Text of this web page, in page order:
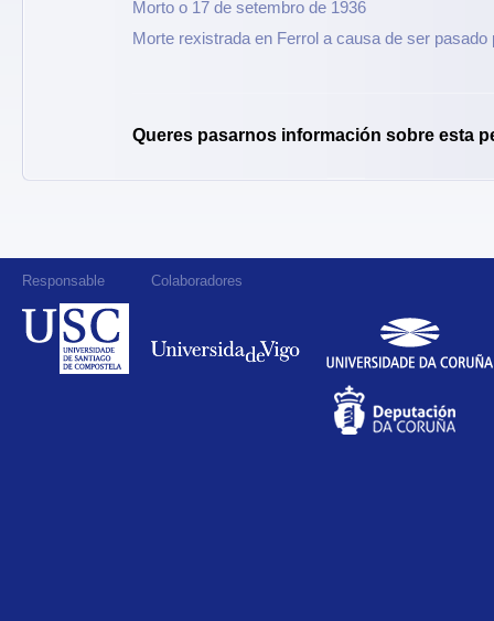
Morto o 17 de setembro de 1936
Morte rexistrada en Ferrol a causa de ser pasado
Queres pasarnos información sobre esta
Responsable Colaboradores